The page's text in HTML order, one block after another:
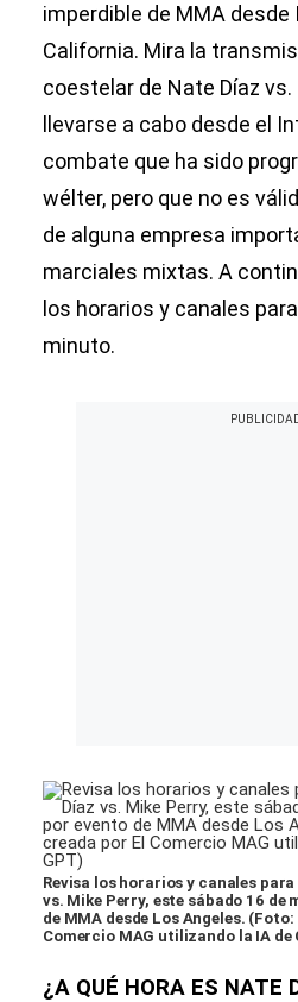
imperdible de MMA desde
California. Mira la
coestelar de Nate Díaz vs.
llevarse a cabo desde el
combate que ha sido
wélter, pero que no es
de alguna empresa
marciales mixtas. A
los horarios y canales
minuto.
Revisa los horarios y canales
vs. Mike Perry, este sábado 16 de
de MMA desde Los Angeles.
Comercio MAG utilizando la IA de
¿A QUÉ HORA ES NATE